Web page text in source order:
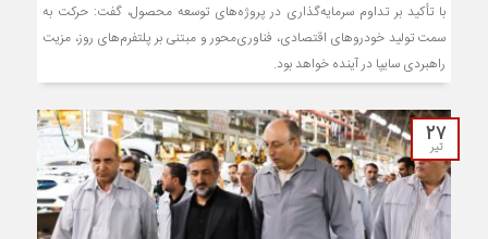
با تأکید بر تداوم سرمایه‌گذاری در پروژه‌های توسعه محصول، گفت: حرکت به
سمت تولید خودروهای اقتصادی، فناوری‌محور و مبتنی بر پلتفرم‌های روز، مزیت
راهبردی سایپا در آینده خواهد بود.
۲۷
تیر